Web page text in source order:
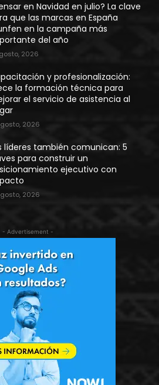
en Navidad en julio? La clave
que las marcas en España
en la campaña más
del año
2026
y profesionalización:
la formación técnica para
el servicio de asistencia al
2026
líderes también comunican: 5
para construir un
ejecutivo con
2026
- Advertisement -